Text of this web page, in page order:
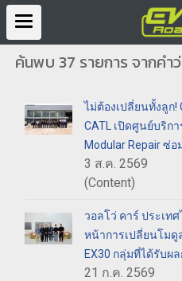
ค้นพบ 37 รายการ จากค
ไม่ต้องเปลี่ยนทั้งลูก!
CATL เปิดศูนย์บริก
Modular Repair ซ่
3 ส.ค. 2569
(Content)
วอลโว่ คาร์ ประเท
หน้าการเปลี่ยนโมดู
EX30 กลุ่มที่ได้รับผ
21 ก.ค. 2569